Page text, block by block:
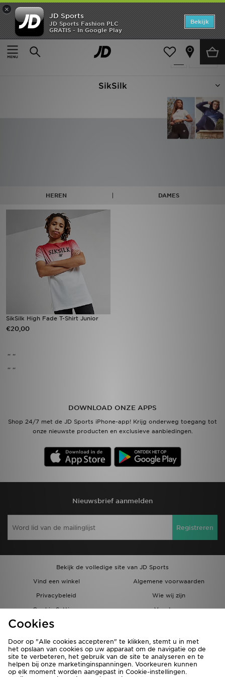
×
JD Sports
JD Sports Fashion PLC
GRATIS - In Google Play
Bekijk
Thuis
SikSilk
Artikel
SikSilk
HEREN DAMES
SikSilk High Fade T-Shirt Junior
€20,00
'' ''
'' ''
DOWNLOAD ONZE APPS
Shop 24/7 met de JD Sports iPhone-app! Krijg onderweg toegang tot
onze nieuwste producten en exclusieve aanbiedingen.
Nieuwsbrief aanmelden
Registreren
Bekijk de volledige site van JD Sports
Vind een winkel
Algemene voorwaarden
Privacybeleid
Wie wij zijn
Cookie Settings
Vacatures
Bestellingen en Levering
Home
Offers
Vind een winkel
Bestelling traceren
Klantenservice
Cookies
Door op "Alle cookies accepteren" te klikken, stemt u in met
het opslaan van cookies op uw apparaat om de navigatie op de
site te verbeteren, het gebruik van de site te analyseren en te
helpen bij onze marketinginspanningen. Voorkeuren kunnen
op elk moment worden aangepast in Cookie-instellingen.